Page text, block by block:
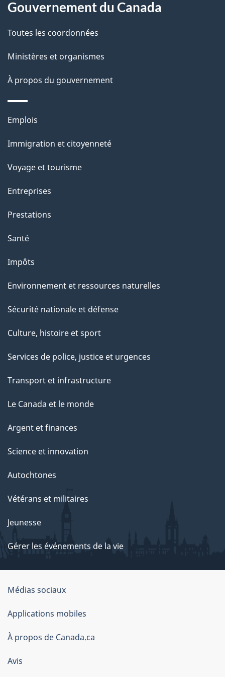
a
g
e
a
c
i
o
s
u
r
e
t
e
p
g
e
Gouvernement du Canada
Toutes les coordonnées
Ministères et organismes
À propos du gouvernement
Thèmes
sujets
Emplois
Immigration et citoyenneté
Voyage et tourisme
Entreprises
Prestations
Santé
Impôts
Environnement et ressources naturelles
Sécurité nationale et défense
Culture, histoire et sport
Services de police, justice et urgences
Transport et infrastructure
Le Canada et le monde
Argent et finances
Science et innovation
Autochtones
Vétérans et militaires
Jeunesse
Gérer les événements de la vie
Organisation
du
gouvernement
du
Canada
Médias sociaux
Applications mobiles
À propos de Canada.ca
Avis